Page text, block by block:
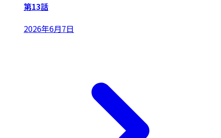
第13話
2026年6月7日